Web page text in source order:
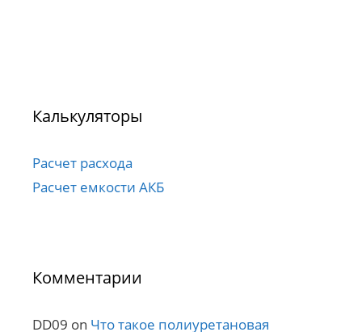
Калькуляторы
Расчет расхода
Расчет емкости АКБ
Комментарии
DD09 on Что такое полиуретановая